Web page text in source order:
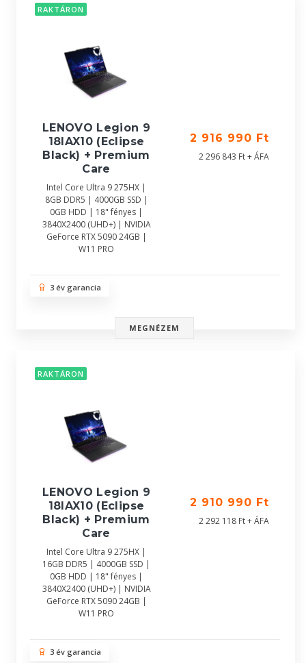
RAKTÁRON
LENOVO Legion 9
18IAX10 (Eclipse
Black) + Premium
Care
Intel Core Ultra 9 275HX |
8GB DDR5 | 4000GB SSD |
0GB HDD | 18" fényes |
3840X2400 (UHD+) | NVIDIA
GeForce RTX 5090 24GB |
W11 PRO
2 916 990 Ft
2 296 843 Ft + ÁFA
3 év garancia
MEGNÉZEM
RAKTÁRON
LENOVO Legion 9
18IAX10 (Eclipse
Black) + Premium
Care
Intel Core Ultra 9 275HX |
16GB DDR5 | 4000GB SSD |
0GB HDD | 18" fényes |
3840X2400 (UHD+) | NVIDIA
GeForce RTX 5090 24GB |
W11 PRO
2 910 990 Ft
2 292 118 Ft + ÁFA
3 év garancia